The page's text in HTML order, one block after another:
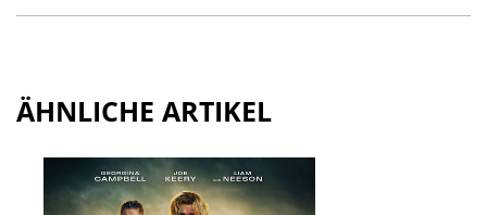
ÄHNLICHE ARTIKEL